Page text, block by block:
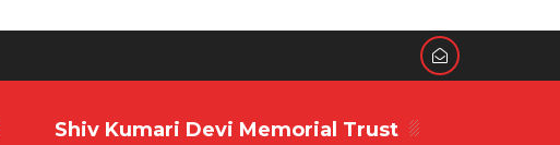
Shiv Kumari Devi Memorial Trust